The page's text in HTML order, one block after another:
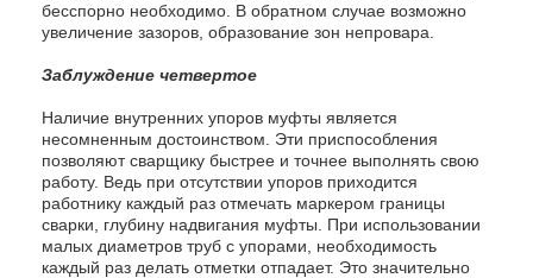
бесспорно необходимо. В обратном случае возможно
увеличение зазоров, образование зон непровара.
Заблуждение четвертое
Наличие внутренних упоров муфты является
несомненным достоинством. Эти приспособления
позволяют сварщику быстрее и точнее выполнять свою
работу. Ведь при отсутствии упоров приходится
работнику каждый раз отмечать маркером границы
сварки, глубину надвигания муфты. При использовании
малых диаметров труб с упорами, необходимость
каждый раз делать отметки отпадает. Это значительно